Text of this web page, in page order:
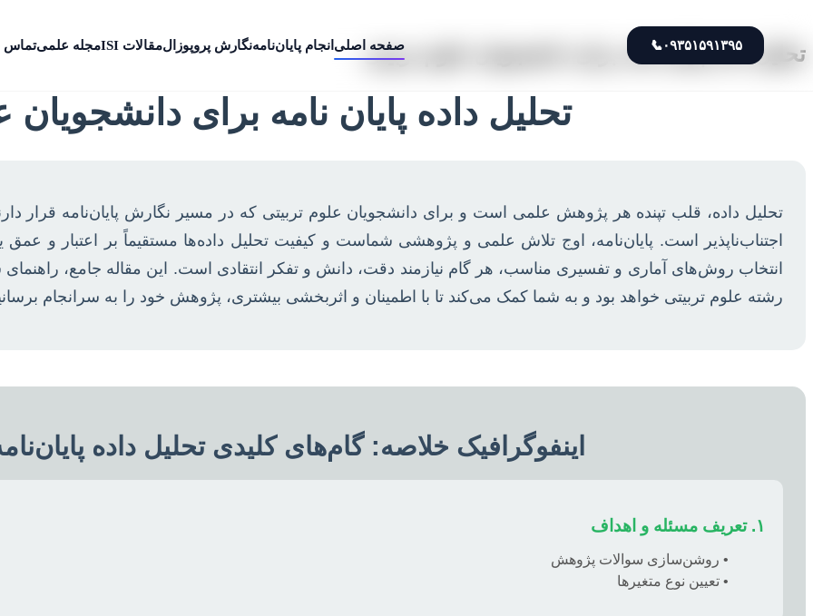
۰۹۳۵۱۵۹۱۳۹۵📞 صفحه اصلی انجام پایان‌نامهنگارش پروپوزالمقالات ISI مجله علمیتماس تحلیل داده پایان نامه برای دانشجویان علوم تربیتی
تحلیل داده پایان نامه برای دانشجویان
تحلیل داده، قلب تپنده هر پژوهش علمی است و برای دانشجویان علوم تربیتی که در مسیر نگارش پایان‌نامه قرار
اجتناب‌ناپذیر است. پایان‌نامه، اوج تلاش علمی و پژوهشی شماست و کیفیت تحلیل داده‌ها مستقیماً بر اعتبار و عمق
انتخاب روش‌های آماری و تفسیری مناسب، هر گام نیازمند دقت، دانش و تفکر انتقادی است. این مقاله جامع، راهنمای
رشته علوم تربیتی خواهد بود و به شما کمک می‌کند تا با اطمینان و اثربخشی بیشتری، پژوهش خود را به سرانجام
اینفوگرافیک خلاصه: گام‌های کلیدی تحلیل داده
۱. تعریف مسئله و اهداف
• روشن‌سازی سوالات پژوهش
• تعیین نوع متغیرها